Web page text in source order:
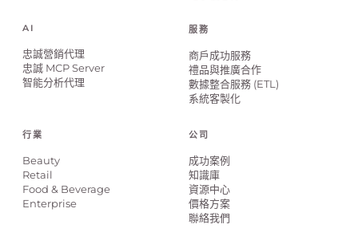
AI
忠誠營銷代理
忠誠 MCP Server
智能分析代理
服務
商戶成功服務
禮品與推廣合作
數據整合服務 (ETL)
系統客製化
行業
Beauty
Retail
Food & Beverage
Enterprise
公司
成功案例
知識庫
資源中心
價格方案
聯絡我們